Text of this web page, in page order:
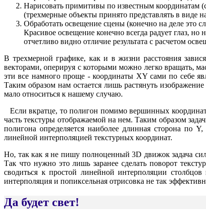
Нарисовать примитивы по известным координатам
(трехмерные объекты принято представлять в виде
Обработать освещение сцены (конечно на деле это
Красивое освещение конечно всегда радует глаз,
отчетливо видно отличие результата с расчетом
В трехмерной графике, как и в жизни расстояния
векторами, оперируя с которыми можно легко вращать,
эти все намного проще - координаты XY сами по себе
Таким образом нам остается лишь растянуть
мало относиться к нашему случаю.
Если вкратце, то полигон помимо вершинных
часть текстуры отображаемой на нем. Таким образом
полигона определяется наиболее длинная сторона по
линейной интерполяцией текстурных координат.
Но, так как я не пишу полноценный 3D движок задача
Так что нужно это лишь заранее сделать поворот
сводиться к простой линейной интерполяции
интерполяция и попиксельная отрисовка не так
Да будет свет!